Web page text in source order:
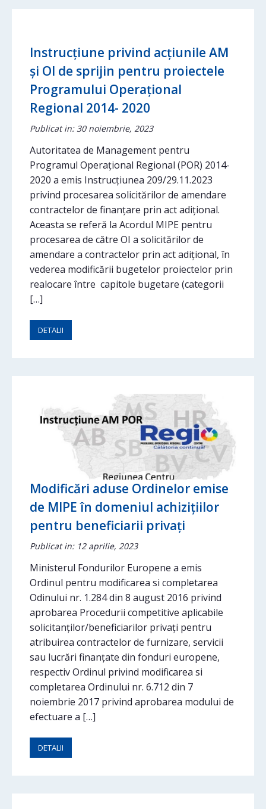
Instrucțiune privind acțiunile AM
și OI de sprijin pentru proiectele
Programului Operațional
Regional 2014- 2020
Publicat in: 30 noiembrie, 2023
Autoritatea de Management pentru
Programul Operațional Regional (POR) 2014-
2020 a emis Instrucțiunea 209/29.11.2023
privind procesarea solicitărilor de amendare
contractelor de finanțare prin act adițional.
Aceasta se referă la Acordul MIPE pentru
procesarea de către OI a solicitărilor de
amendare a contractelor prin act adițional, în
vederea modificării bugetelor proiectelor prin
realocare între capitole bugetare (categorii
[…]
DETALII
Modificări aduse Ordinelor emise
de MIPE în domeniul achizițiilor
pentru beneficiarii privați
Publicat in: 12 aprilie, 2023
Ministerul Fondurilor Europene a emis
Ordinul pentru modificarea si completarea
Odinului nr. 1.284 din 8 august 2016 privind
aprobarea Procedurii competitive aplicabile
solicitanţilor/beneficiarilor privaţi pentru
atribuirea contractelor de furnizare, servicii
sau lucrări finanţate din fonduri europene,
respectiv Ordinul privind modificarea si
completarea Ordinului nr. 6.712 din 7
noiembrie 2017 privind aprobarea modului de
efectuare a […]
DETALII